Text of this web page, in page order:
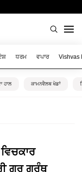
ਧਰਮ ਵਪਾਰ Vishvas
ਹਾਲ ਕਾਮਨਵੈਲਥ ਖੇਡਾਂ
ਗੁਰੂ ਗ੍ਰੰਥ